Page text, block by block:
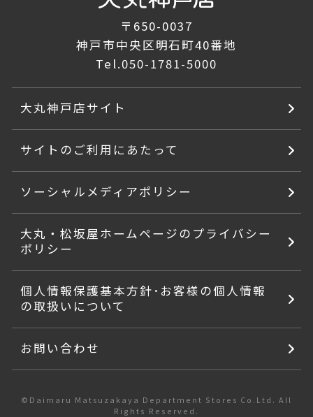
〒650-0037
神戸市中央区明石町40番地
Tel.050-1781-5000
大丸神戸店サイト
サイトのご利用にあたって
ソーシャルメディアポリシー
大丸・松坂屋ホームページのプライバシー
ポリシー
個人情報保護基本方針･お客様の個人情報
の取扱いについて
お問い合わせ
©Daimaru Matsuzakaya Department Stores Co.Ltd. All
Rights Reserved.